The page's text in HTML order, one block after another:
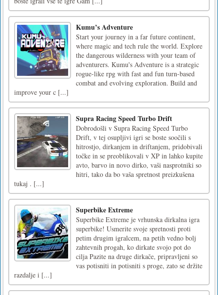
Kumu’s Adventure
Start your journey in a far future continent,
where magic and tech rule the world. Explore
the dangerous wilderness with your team of
adventurers. Kumu's Adventure is a strategic
rogue-like rpg with fast and fun turn-based
combat and evolving exploration. Build and
improve your c [...]
Supra Racing Speed Turbo Drift
Dobrodošli v Supra Racing Speed Turbo
Drift, v tej osupljivi igri se boste soočili s
hitrostjo, dirkanjem in driftanjem, pridobivali
točke in se preoblikovali v XP in lahko kupite
avto, barvo in novo dirko, vaši nasprotniki so
hitri, tako da bo vaša spretnost preizkušena
tukaj . [...]
Superbike Extreme
Superbike Extreme je vrhunska dirkalna igra
superbike! Usmerite svoje spretnosti proti
petim drugim igralcem, na petih vedno bolj
zahtevnih progah, ko dirkate svojo pot do
cilja Pazite na druge dirkače, pripravljeni so
vas potisniti in potisniti s proge, zato se držite
razdalje i [...]